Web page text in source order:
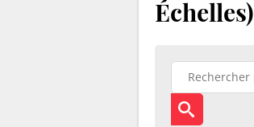
Échelles)